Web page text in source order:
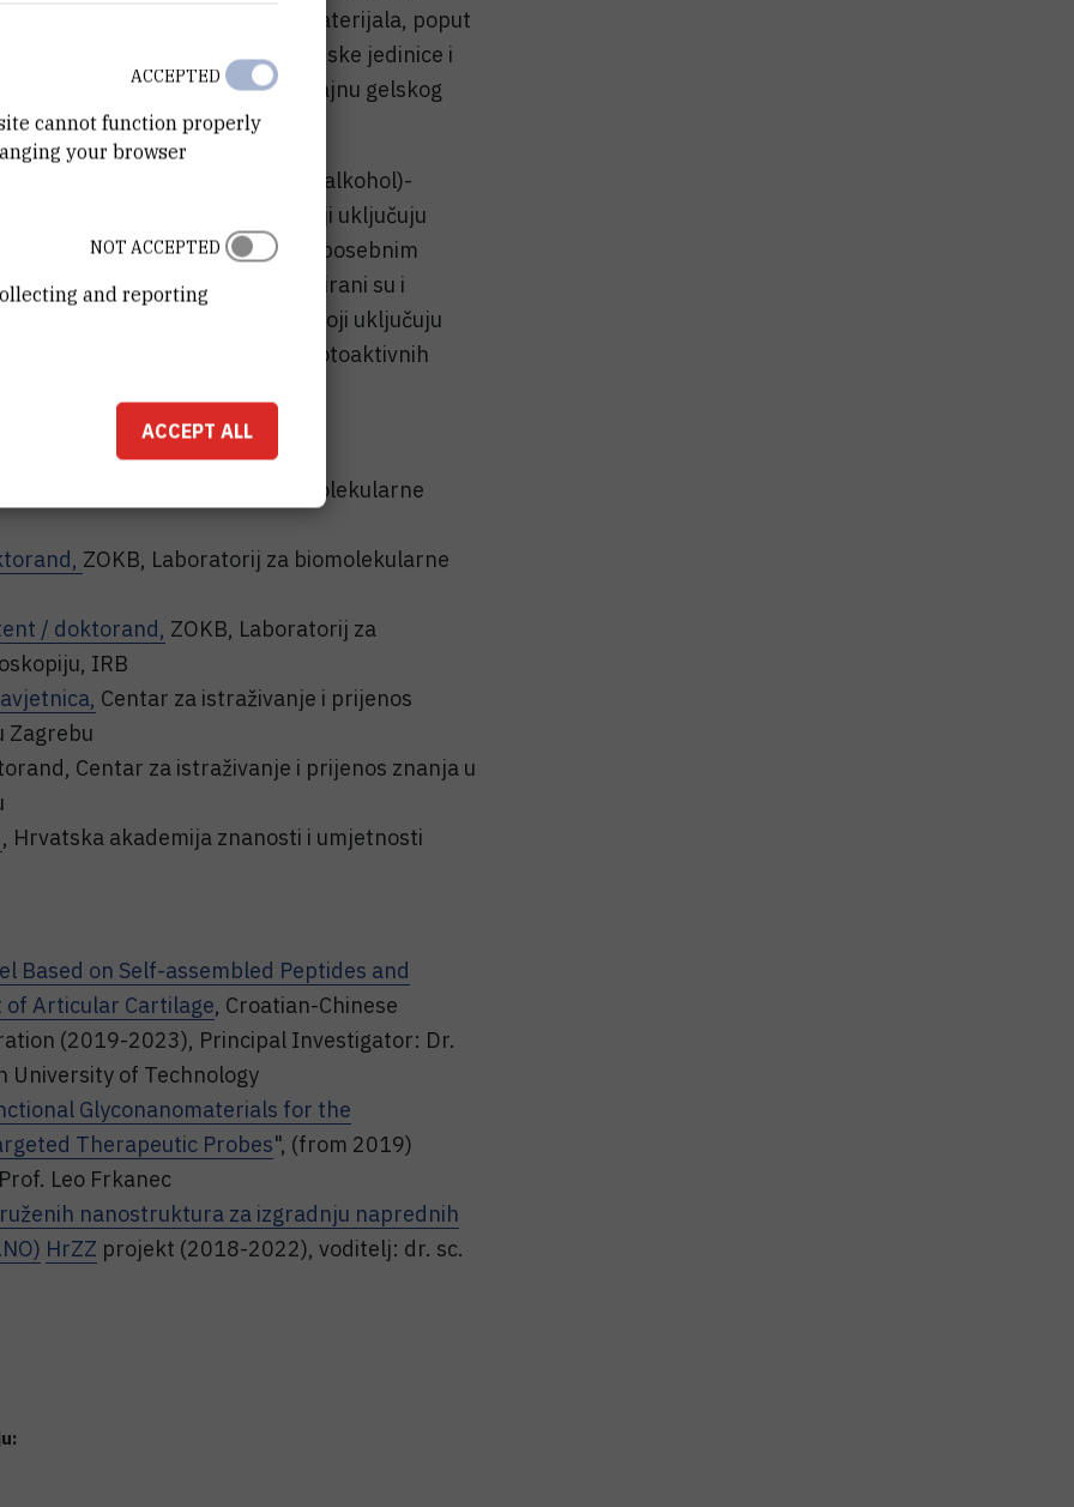
samoudruživanja i nanomaterijala, poput
oksalamidne, fumarinske jedinice i
organizacijskih elementa u dizajnu gelskog
kiselina) i -bis(amino alkohol)-
mase i drugi strukturni tipovi koji uključuju
Commun.46(2010) 522
) s posebnim
i uloge otapala, a dizajnirani su i
tijeku su istraživanja gelatora koji uključuju
s Alzheimerovom bolesti, fotoaktivnih
, Laboratorij za biomolekularne
ZOKB, Laboratorij za biomolekularne
/ doktorand, ZOKB, Laboratorij za
IRB
Centar za istraživanje i prijenos
Zagrebu
Centar za istraživanje i prijenos znanja u
, Hrvatska akademija znanosti i umjetnosti
Based on Self-assembled Peptides and
of Articular Cartilage, Croatian-Chinese
(2019-2023), Principal Investigator: Dr.
University of Technology
Glyconanomaterials for the
Therapeutic Probes", (from 2019)
Leo Frkanec
nanostruktura za izgradnju naprednih
HrZZ projekt (2018-2022), voditelj: dr. sc.
cannot function properly
your browser
ACCEPTED
and reporting
NOT ACCEPTED
ACCEPT ALL